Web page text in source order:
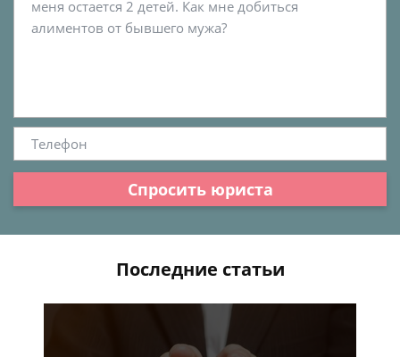
Спросить юриста
Последние статьи